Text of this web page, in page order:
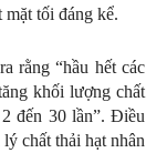
tối đáng kể.
rằng “hầu hết các
khối lượng chất
đến 30 lần”. Điều
chất thải hạt nhân